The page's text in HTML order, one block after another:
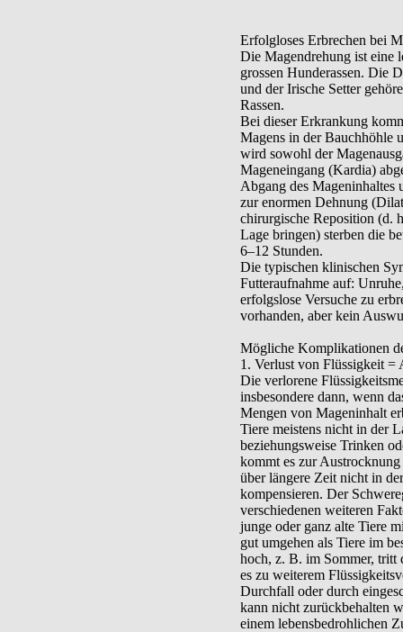
Erfolgloses Erbrechen bei
Die Magendrehung ist eine
grossen Hunderassen. Die
und der Irische Setter
Rassen.
Bei dieser Erkrankung
Magens in der Bauchhöhle
wird sowohl der
Mageneingang (Kardia)
Abgang des Mageninhaltes
zur enormen Dehnung
chirurgische Reposition (d.
Lage bringen) sterben die
6–12 Stunden.
Die typischen klinischen
Futteraufnahme auf:
erfolgslose Versuche zu
vorhanden, aber kein
Mögliche Komplikationen
1. Verlust von Flüssigkeit =
Die verlorene
insbesondere dann, wenn
Mengen von Mageninhalt
Tiere meistens nicht in der
beziehungsweise Trinken
kommt es zur
über längere Zeit nicht in
kompensieren. Der
verschiedenen weiteren
junge oder ganz alte Tiere
gut umgehen als Tiere im
hoch, z. B. im Sommer, tritt
es zu weiterem
Durchfall oder durch
kann nicht zurückbehalten
einem lebensbedrohlichen